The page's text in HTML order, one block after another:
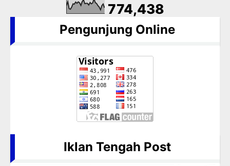
774,438
Pengunjung Online
Iklan Tengah Post